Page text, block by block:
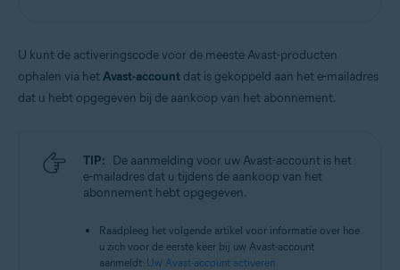
U kunt de activeringscode voor de meeste Avast-producten
ophalen via hetAvast-account dat is gekoppeld aan het e-mailadres
dat u hebt opgegeven bij de aankoop van het abonnement.
TIP: De aanmelding voor uw Avast-account is het
e-mailadres dat u tijdens de aankoop van het
abonnement hebt opgegeven.
Raadpleeg het volgende artikel voor informatie over hoe
u zich voor de eerste keer bij uw Avast-account
aanmeldt: Uw Avast-account activeren